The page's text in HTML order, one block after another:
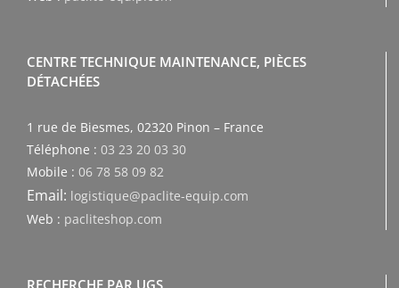
CENTRE TECHNIQUE MAINTENANCE, PIÈCES
DÉTACHÉES
1 rue de Biesmes, 02320 Pinon – France
Téléphone : 03 23 20 03 30
Mobile : 06 78 58 09 82
Email: logistique@paclite-equip.com
Web : pacliteshop.com
RECHERCHE PAR UGS